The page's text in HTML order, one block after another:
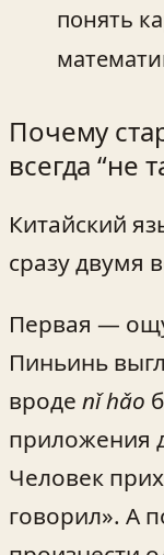
понять
Почему
всегда “не
Китайский
сразу двумя
Первая —
Пиньинь
вроде nǐ hǎo
приложения
Человек
говорил». А